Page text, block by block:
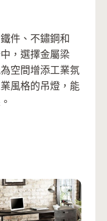
件、不鏽鋼和
，選擇金屬梁
空間增添工業氛
風格的吊燈，能